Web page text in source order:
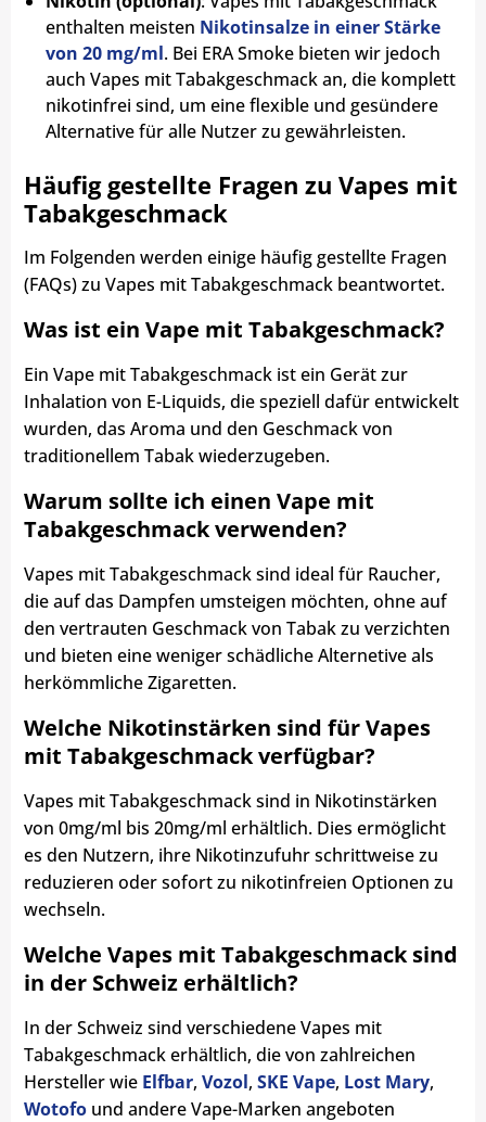
enthalten meisten Nikotinsalze in einer Stärke
von 20 mg/ml. Bei ERA Smoke bieten wir jedoch
auch Vapes mit Tabakgeschmack an, die komplett
nikotinfrei sind, um eine flexible und gesündere
Alternative für alle Nutzer zu gewährleisten.
Häufig gestellte Fragen zu Vapes mit
Tabakgeschmack
Im Folgenden werden einige häufig gestellte Fragen
(FAQs) zu Vapes mit Tabakgeschmack beantwortet.
Was ist ein Vape mit Tabakgeschmack?
Ein Vape mit Tabakgeschmack ist ein Gerät zur
Inhalation von E-Liquids, die speziell dafür entwickelt
wurden, das Aroma und den Geschmack von
traditionellem Tabak wiederzugeben.
Warum sollte ich einen Vape mit
Tabakgeschmack verwenden?
Vapes mit Tabakgeschmack sind ideal für Raucher,
die auf das Dampfen umsteigen möchten, ohne auf
den vertrauten Geschmack von Tabak zu verzichten
und bieten eine weniger schädliche Alternetive als
herkömmliche Zigaretten.
Welche Nikotinstärken sind für Vapes
mit Tabakgeschmack verfügbar?
Vapes mit Tabakgeschmack sind in Nikotinstärken
von 0mg/ml bis 20mg/ml erhältlich. Dies ermöglicht
es den Nutzern, ihre Nikotinzufuhr schrittweise zu
reduzieren oder sofort zu nikotinfreien Optionen zu
wechseln.
Welche Vapes mit Tabakgeschmack sind
in der Schweiz erhältlich?
In der Schweiz sind verschiedene Vapes mit
Tabakgeschmack erhältlich, die von zahlreichen
Hersteller wie Elfbar, Vozol, SKE Vape, Lost Mary,
Wotofo und andere Vape-Marken angeboten